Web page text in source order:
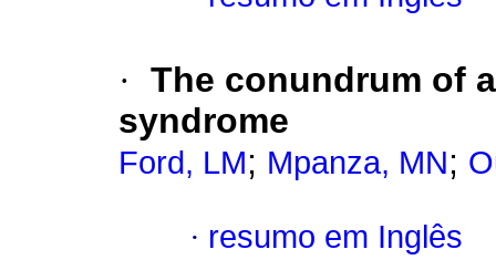
· The conundrum of
syndrome
Ford, LM; Mpanza, MN;
· resumo em Inglês